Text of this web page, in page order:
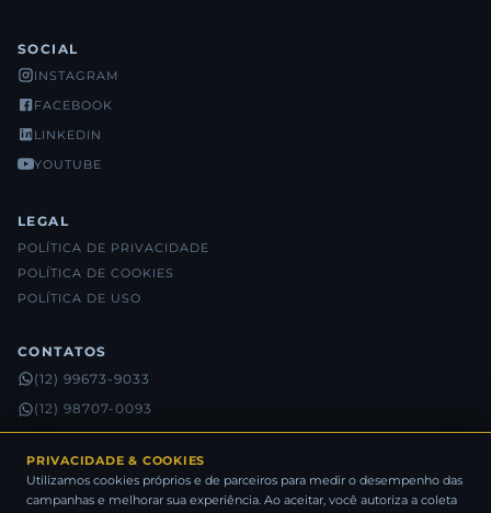
SOCIAL
INSTAGRAM
FACEBOOK
LINKEDIN
YOUTUBE
LEGAL
POLÍTICA DE PRIVACIDADE
POLÍTICA DE COOKIES
POLÍTICA DE USO
CONTATOS
(12) 99673-9033
(12) 98707-0093
PRIVACIDADE & COOKIES
Utilizamos cookies próprios e de parceiros para medir o desempenho das
campanhas e melhorar sua experiência. Ao aceitar, você autoriza a coleta